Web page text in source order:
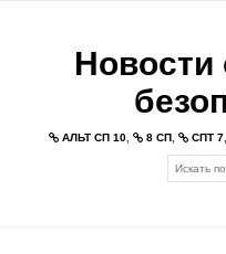
Новости
АЛЬТ СП 10 8 СП СПТ 7